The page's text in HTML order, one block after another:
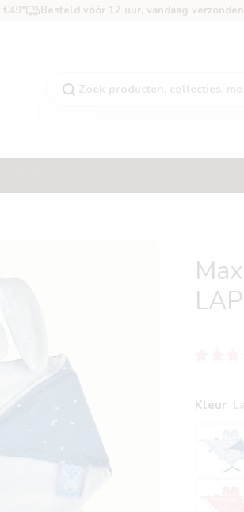
€49* Besteld vóór 12 uur, vandaag verzonden.
Zoek producten, collecties,
Kleur